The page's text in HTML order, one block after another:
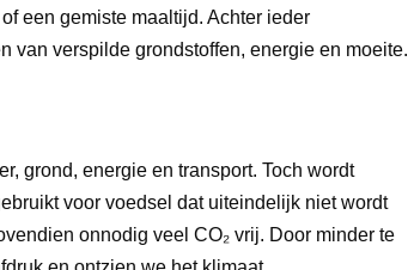
een gemiste maaltijd. Achter ieder
van verspilde grondstoffen, energie en moeite.
grond, energie en transport. Toch wordt
voor voedsel dat uiteindelijk niet wordt
onnodig veel CO₂ vrij. Door minder te